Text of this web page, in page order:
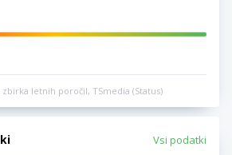
zbirka letnih poročil, TSmedia (Status)
Vsi podatki